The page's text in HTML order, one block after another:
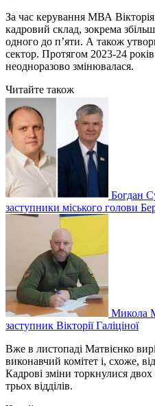
За час керування МВА
кадровий склад, зокрема
одного до п’яти. А також
сектор. Протягом 2023-24
неодноразово змінювалася.
Читайте також
Богдан
заступники міського голови
Микола
заступник Вікторії Галіціної
Вже в листопаді Матвієнко
виконавчий комітет і, схоже,
Кадрові зміни торкнулися
трьох відділів.